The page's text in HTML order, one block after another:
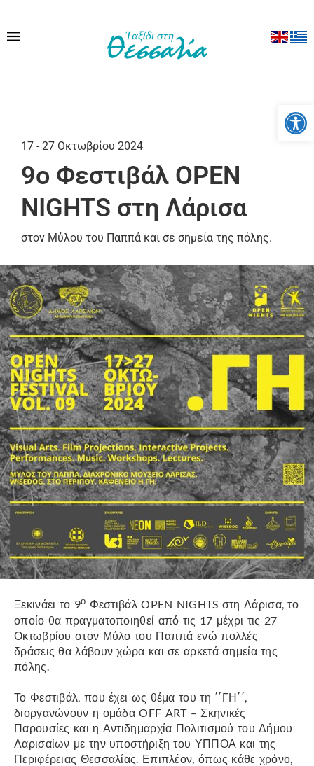
17 - 27 Οκτωβρίου 2024
9ο Φεστιβάλ OPEN
NIGHTS στη Λάρισα
στον Μύλου του Παππά και σε σημεία της πόλης.
Ξεκινάει το 9ο Φεστιβάλ OPEN NIGHTS στη Λάρισα, το
οποίο θα πραγματοποιηθεί από τις 17 μέχρι τις 27
Οκτωβρίου στον Μύλο του Παππά ενώ πολλές
δράσεις θα λάβουν χώρα και σε αρκετά σημεία της
πόλης.
Το Φεστιβάλ, που έχει ως θέμα του τη ΄΄ΓΗ΄΄,
διοργανώνουν η ομάδα OFF ART – Σκηνικές
Παρουσίες και η Αντιδημαρχία Πολιτισμού του Δήμου
Λαρισαίων με την υποστήριξη του ΥΠΠΟΑ και της
Περιφέρειας Θεσσαλίας. Επιπλέον, όπως κάθε χρόνο,